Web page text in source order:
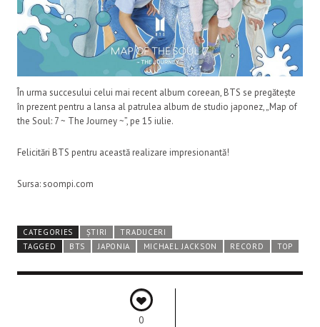
În urma succesului celui mai recent album coreean, BTS se pregătește
în prezent pentru a lansa al patrulea album de studio japonez, „Map of
the Soul: 7 ~ The Journey ~”, pe 15 iulie.
Felicitări BTS pentru această realizare impresionantă!
Sursa: soompi.com
CATEGORIES ȘTIRI
TRADUCERI
TAGGED
BTS JAPONIA MICHAEL JACKSON RECORD TOP
0